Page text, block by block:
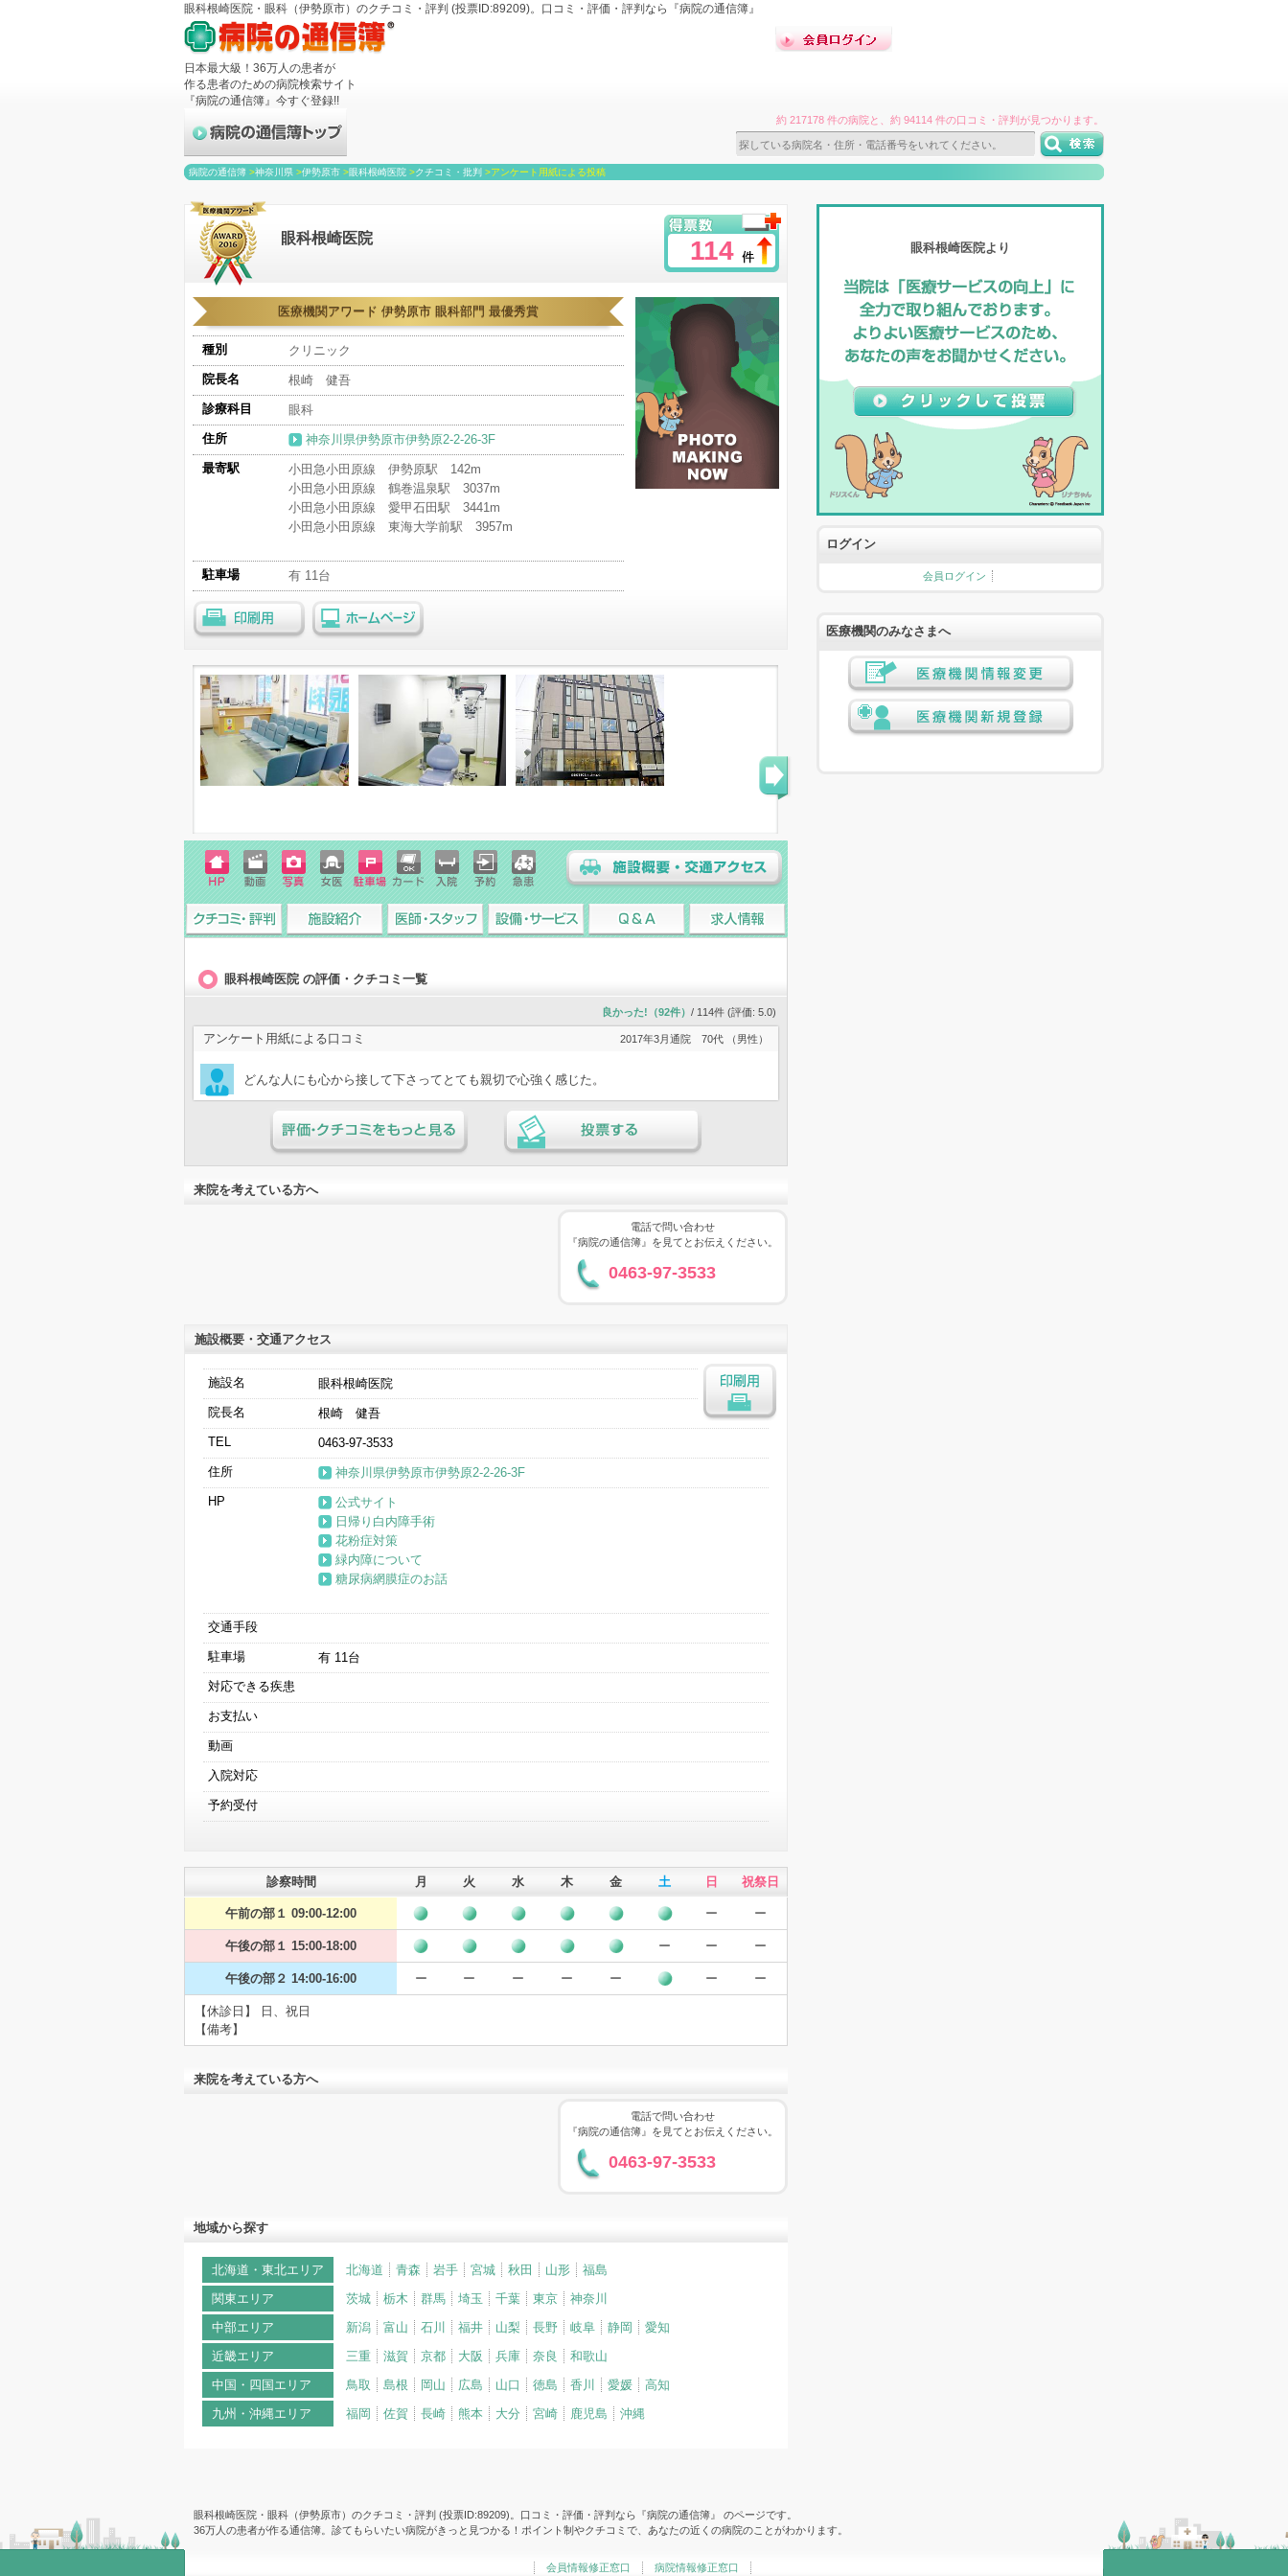
眼科根崎医院・眼科（伊勢原市）のクチコミ・評判 (投票ID:89209)。口コミ・評価・評判なら『病院の通信簿』
日本最大級！36万人の患者が
作る患者のための病院検索サイト
『病院の通信簿』今すぐ登録!!
約 217178 件の病院と、約 94114 件の口コミ・評判が見つかります。
病院の通信簿 >神奈川県 >伊勢原市 >眼科根崎医院 >クチコミ・批判 >アンケート用紙による投稿
眼科根崎医院 114
医療機関アワード 伊勢原市 眼科部門 最優秀賞
種別
クリニック
院長名
根崎 健吾
診療科目
眼科
住所
神奈川県伊勢原市伊勢原2-2-26-3F
最寄駅
小田急小田原線 伊勢原駅 142m
小田急小田原線 鶴巻温泉駅 3037m
小田急小田原線 愛甲石田駅 3441m
小田急小田原線 東海大学前駅 3957m
駐車場 有 11台
ホーム
ページ
動画 写真 女医 駐車場クレジ
ットカ
ード
入院 予約 急患 施設概要・交通アクセス
眼科根崎医院 の評価・クチコミ一覧
良かった!（92件） / 114件 (評価: 5.0)
アンケート用紙による口コミ 2017年3月通院 70代 （男性）
どんな人にも心から接して下さってとても親切で心強く感じた。
評価・クチコミをもっと見る
投票する
来院を考えている方へ
電話で問い合わせ
『病院の通信簿』を見てとお伝えください。
0463-97-3533
施設概要・交通アクセス
印刷用
施設名
眼科根崎医院
院長名
根崎 健吾
TEL
0463-97-3533
住所
神奈川県伊勢原市伊勢原2-2-26-3F
HP
公式サイト
日帰り白内障手術
花粉症対策
緑内障について
糖尿病網膜症のお話
交通手段
駐車場
有 11台
対応できる疾患
お支払い
動画
入院対応
予約受付
診察時間 月 火 水 木 金 土 日 祝祭日
午前の部１ 09:00-12:00 ー ー
午後の部１ 15:00-18:00 ー ー ー
午後の部２ 14:00-16:00 ー ー ー ー ー ー ー
【休診日】 日、祝日
【備考】
来院を考えている方へ
電話で問い合わせ
『病院の通信簿』を見てとお伝えください。
0463-97-3533
地域から探す
北海道・東北エリア 北海道 青森 岩手 宮城 秋田 山形
福島
関東エリア
茨城 栃木 群馬 埼玉 千葉 東京
神奈川
中部エリア
新潟 富山 石川 福井 山梨 長野 岐阜 静岡
愛知
近畿エリア
三重 滋賀 京都 大阪 兵庫 奈良
和歌山
中国・四国エリア
鳥取 島根 岡山 広島 山口 徳島 香川 愛媛
高知
九州・沖縄エリア
福岡 佐賀 長崎 熊本 大分 宮崎 鹿児島 沖縄
眼科根崎医院より
ログイン
会員ログイン
医療機関のみなさまへ
眼科根崎医院・眼科（伊勢原市）のクチコミ・評判 (投票ID:89209)。口コミ・評価・評判なら『病院の通信簿』 のページです。
36万人の患者が作る通信簿。診てもらいたい病院がきっと見つかる！ポイント制やクチコミで、あなたの近くの病院のことがわかります。
会員情報修正窓口 病院情報修正窓口